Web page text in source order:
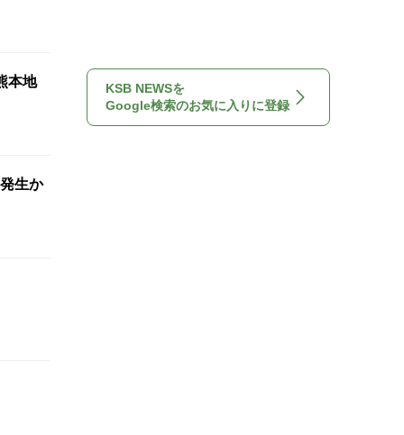
本地
生か
KSB NEWSを
Google検索のお気に入りに登録